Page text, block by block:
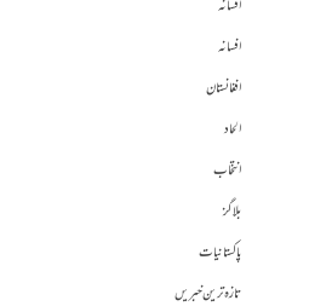
افسانہ
افسانہ
افغانستان
الحاد
انتخاب
بلاگز
پاکستانیات
تازہ ترین خبریں